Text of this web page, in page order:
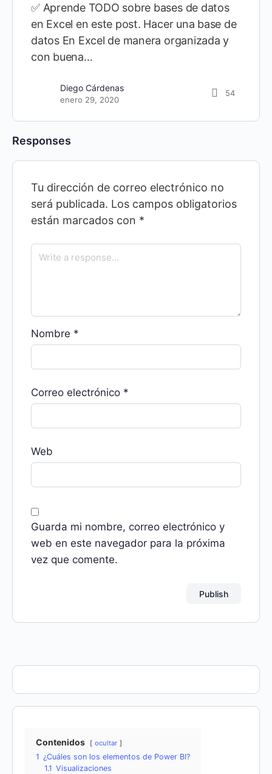
✅ Aprende TODO sobre bases de datos
en Excel en este post. Hacer una base de
datos En Excel de manera organizada y
con buena…
Diego Cárdenas
enero 29, 2020
54
Responses
Tu dirección de correo electrónico no
será publicada. Los campos obligatorios
están marcados con *
Nombre *
Correo electrónico *
Web
Guarda mi nombre, correo electrónico y
web en este navegador para la próxima
vez que comente.
Contenidos ocultar
1 ¿Cuáles son los elementos de Power BI?
1.1 Visualizaciones